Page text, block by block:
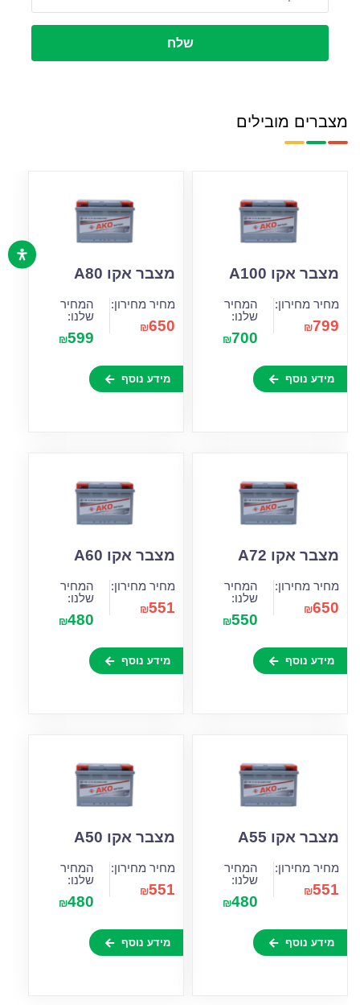
שלח
מצברים מובילים
מצבר אקו A100
מחיר מחירון:
₪799
המחיר
שלנו:
₪700
מידע נוסף
מצבר אקו A80
מחיר מחירון:
₪650
המחיר
שלנו:
₪599
מידע נוסף
מצבר אקו A72
מחיר מחירון:
₪650
המחיר
שלנו:
₪550
מידע נוסף
מצבר אקו A60
מחיר מחירון:
₪551
המחיר
שלנו:
₪480
מידע נוסף
מצבר אקו A55
מחיר מחירון:
₪551
המחיר
שלנו:
₪480
מידע נוסף
מצבר אקו A50
מחיר מחירון:
₪551
המחיר
שלנו:
₪480
מידע נוסף